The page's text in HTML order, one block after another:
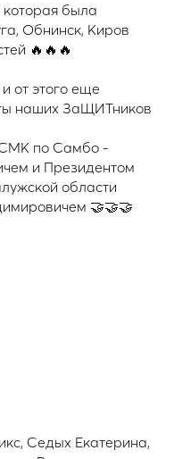
которая была
Обнинск, Киров
🔥🔥🔥
от этого еще
наших ЗаЩИТников
по Самбо -
и Президентом
области
🤝🤝🤝
Седых Екатерина,